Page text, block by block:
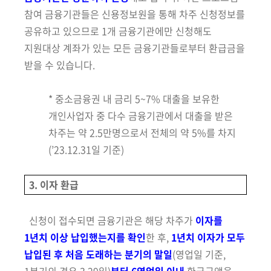
참여 금융기관들은 신용정보원을 통해 차주 신청정보를
공유하고 있으므로 1개 금융기관에만 신청해도
지원대상 계좌가 있는 모든 금융기관들로부터 환급금을
받을 수 있습니다.
* 중소금융권 내 금리 5~7% 대출을 보유한
개인사업자 중 다수 금융기관에서 대출을 받은
차주는 약 2.5만명으로서 전체의 약 5%를 차지
(’23.12.31일 기준)
3. 이자 환급
신청이 접수되면 금융기관은 해당 차주가 이자를
1년치 이상 납입했는지를 확인한 후, 1년치 이자가 모두
납입된 후 처음 도래하는 분기의 말일(영업일 기준,